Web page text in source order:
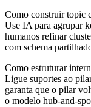
Como construir topic
Use IA para agrupar
humanos refinar
com schema
Como estruturar
Ligue suportes ao
garanta que o pilar
o modelo hub-and-